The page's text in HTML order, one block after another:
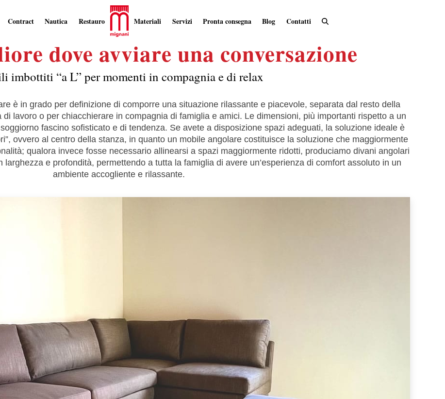
Contract Nautica Restauro Materiali Servizi Pronta consegna Blog Contatti
dove avviare una conversazione
imbottiti “a L” per momenti in compagnia e di relax
è in grado per definizione di comporre una situazione rilassante e piacevole, separata dal resto della
lavoro o per chiacchierare in compagnia di famiglia e amici. Le dimensioni, più importanti rispetto a un
fascino sofisticato e di tendenza. Se avete a disposizione spazi adeguati, la soluzione ideale è
ovvero al centro della stanza, in quanto un mobile angolare costituisce la soluzione che maggiormente
qualora invece fosse necessario allinearsi a spazi maggiormente ridotti, produciamo divani angolari
e profondità, permettendo a tutta la famiglia di avere un’esperienza di comfort assoluto in un
ambiente accogliente e rilassante.